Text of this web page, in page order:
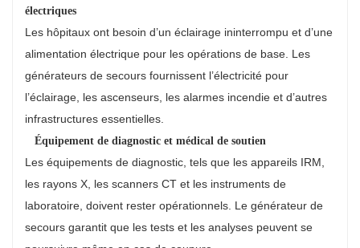
électriques
Les hôpitaux ont besoin d’un éclairage ininterrompu et d’une
alimentation électrique pour les opérations de base. Les
générateurs de secours fournissent l’électricité pour
l’éclairage, les ascenseurs, les alarmes incendie et d’autres
infrastructures essentielles.
Équipement de diagnostic et médical de soutien
Les équipements de diagnostic, tels que les appareils IRM,
les rayons X, les scanners CT et les instruments de
laboratoire, doivent rester opérationnels. Le générateur de
secours garantit que les tests et les analyses peuvent se